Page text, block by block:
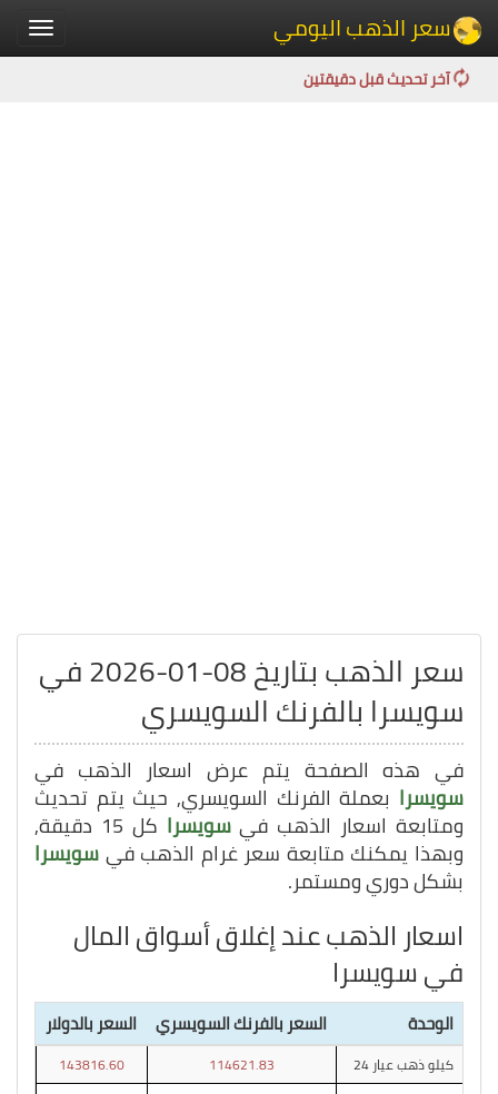
Toggle سعر الذهب اليومي
آخر تحديث قبل دقيقتين
سعر الذهب بتاريخ 08-01-2026 في
سويسرا بالفرنك السويسري
في هذه الصفحة يتم عرض اسعار الذهب في
سويسرا بعملة الفرنك السويسري, حيث يتم تحديث
ومتابعة اسعار الذهب فيسويسرا كل 15 دقيقة,
وبهذا يمكنك متابعة سعر غرام الذهب فيسويسرا
بشكل دوري ومستمر.
اسعار الذهب عند إغلاق أسواق المال
في سويسرا
الوحدة السعر بالفرنك السويسري السعر بالدولار
كيلو ذهب عيار 24 114621.83
143816.60